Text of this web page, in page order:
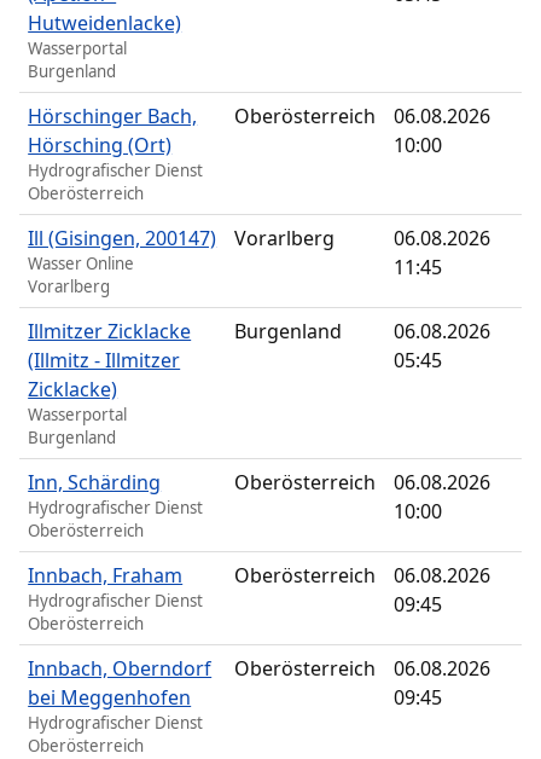
Hutweidenlacke)
Wasserportal
Burgenland
Hörschinger Bach,
Hörsching (Ort)
Hydrografischer Dienst
Oberösterreich
Oberösterreich
06.08.2026
10:00
Ill (Gisingen, 200147)
Wasser Online
Vorarlberg
Vorarlberg
06.08.2026
11:45
Illmitzer Zicklacke
(Illmitz - Illmitzer
Zicklacke)
Wasserportal
Burgenland
Burgenland
06.08.2026
05:45
Inn, Schärding
Hydrografischer Dienst
Oberösterreich
Oberösterreich
06.08.2026
10:00
Innbach, Fraham
Hydrografischer Dienst
Oberösterreich
Oberösterreich
06.08.2026
09:45
Innbach, Oberndorf
bei Meggenhofen
Hydrografischer Dienst
Oberösterreich
Oberösterreich
06.08.2026
09:45